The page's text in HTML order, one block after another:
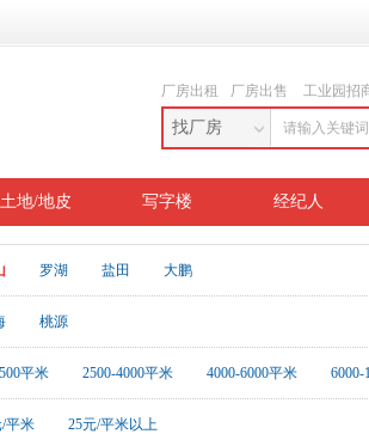
厂房出租 厂房出售 工业园招
找厂房
土地/地皮 写字楼 经纪人
罗湖 盐田 大鹏
桃源
平米 2500-4000平米 4000-6000平米 6000-
/平米 25元/平米以上